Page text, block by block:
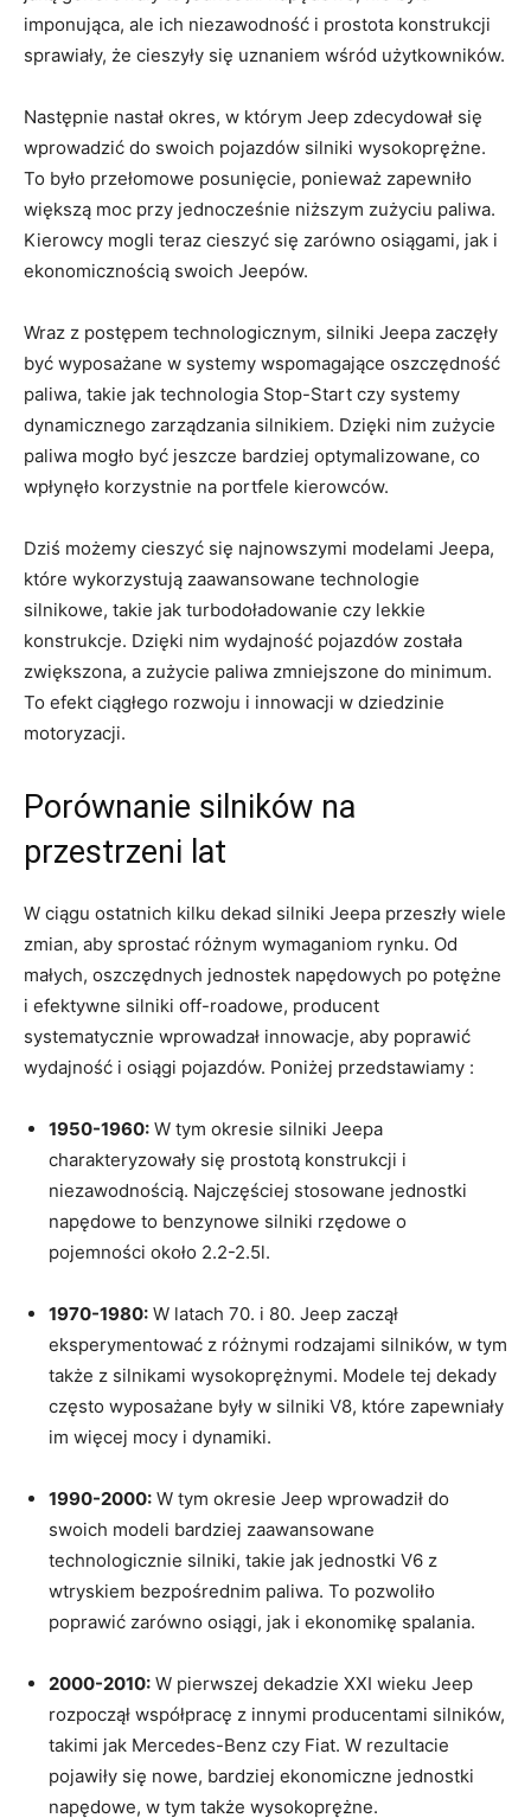
imponująca, ale ich niezawodność i prostota konstrukcji
sprawiały, że cieszyły się uznaniem wśród użytkowników.
Następnie nastał okres, w którym Jeep zdecydował się
wprowadzić‍ do swoich pojazdów⁢ silniki wysokoprężne.
To ⁣było przełomowe posunięcie, ponieważ zapewniło
większą moc przy jednocześnie niższym ⁢zużyciu paliwa.
Kierowcy ‌mogli ⁢teraz cieszyć się zarówno osiągami, jak i
ekonomicznością swoich⁣ Jeepów.
Wraz z postępem technologicznym, silniki Jeepa zaczęły
być wyposażane w systemy wspomagające oszczędność
paliwa, takie jak technologia Stop-Start czy systemy
dynamicznego zarządzania silnikiem. ​Dzięki nim‍ zużycie
paliwa mogło być jeszcze bardziej optymalizowane, co
wpłynęło korzystnie na portfele kierowców.
Dziś możemy cieszyć się najnowszymi modelami Jeepa,
które wykorzystują zaawansowane technologie
silnikowe, takie jak turbodoładowanie czy lekkie
konstrukcje. Dzięki nim wydajność pojazdów została
zwiększona, a zużycie ‍paliwa zmniejszone do minimum.
To efekt ciągłego rozwoju⁢ i innowacji ⁣w‍ dziedzinie
motoryzacji.
Porównanie silników na
przestrzeni lat
W ciągu⁤ ostatnich kilku dekad silniki Jeepa przeszły wiele
zmian, aby sprostać różnym wymaganiom rynku. Od
małych, oszczędnych jednostek napędowych po potężne
i efektywne silniki off-roadowe, producent
‌systematycznie wprowadzał innowacje, aby poprawić
wydajność i osiągi pojazdów. Poniżej przedstawiamy :
1950-1960: W tym okresie silniki Jeepa
⁣charakteryzowały się prostotą konstrukcji i​
niezawodnością. Najczęściej stosowane jednostki
napędowe to benzynowe silniki rzędowe o
pojemności około 2.2-2.5l.
1970-1980: W latach ⁢70. i 80. Jeep zaczął
eksperymentować z różnymi rodzajami silników, w tym
także z silnikami wysokoprężnymi. Modele tej dekady
często wyposażane⁤ były w silniki V8, które zapewniały
im więcej mocy i dynamiki.
1990-2000: W tym okresie Jeep wprowadził do
swoich modeli bardziej​ zaawansowane
technologicznie silniki, takie jak jednostki V6 z
wtryskiem bezpośrednim paliwa. To pozwoliło
poprawić zarówno osiągi, jak‌ i ekonomikę ‌spalania.
2000-2010: W​ pierwszej dekadzie XXI wieku ⁢Jeep
rozpoczął współpracę z innymi⁢ producentami silników,
takimi​ jak Mercedes-Benz czy Fiat. W rezultacie‌
pojawiły się‍ nowe, bardziej ekonomiczne ​jednostki⁣
napędowe, w tym także wysokoprężne.